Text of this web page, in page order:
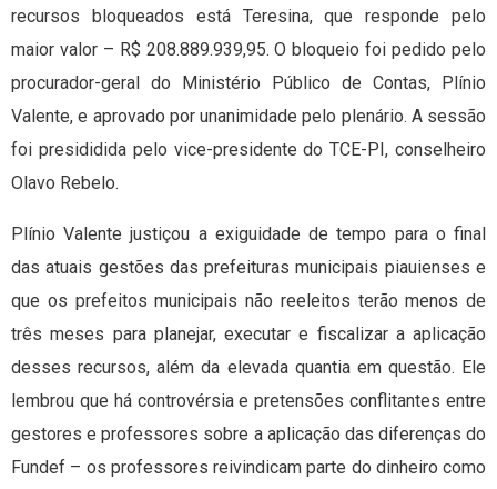
recursos bloqueados está Teresina, que responde pelo
maior valor – R$ 208.889.939,95. O bloqueio foi pedido pelo
procurador-geral do Ministério Público de Contas, Plínio
Valente, e aprovado por unanimidade pelo plenário. A sessão
foi presididida pelo vice-presidente do TCE-PI, conselheiro
Olavo Rebelo.
Plínio Valente justiçou a exiguidade de tempo para o final
das atuais gestões das prefeituras municipais piauienses e
que os prefeitos municipais não reeleitos terão menos de
três meses para planejar, executar e fiscalizar a aplicação
desses recursos, além da elevada quantia em questão. Ele
lembrou que há controvérsia e pretensões conflitantes entre
gestores e professores sobre a aplicação das diferenças do
Fundef – os professores reivindicam parte do dinheiro como